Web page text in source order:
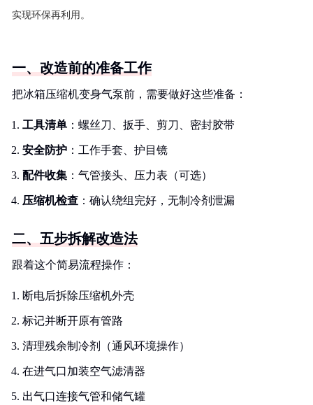
实现环保再利用。
一、改造前的准备工作
把冰箱压缩机变身气泵前，需要做好这些准备：
工具清单 ：螺丝刀、扳手、剪刀、密封胶带
安全防护 ：工作手套、护目镜
配件收集 ：气管接头、压力表（可选）
压缩机检查 ：确认绕组完好，无制冷剂泄漏
二、五步拆解改造法
跟着这个简易流程操作：
断电后拆除压缩机外壳
标记并断开原有管路
清理残余制冷剂（通风环境操作）
在进气口加装空气滤清器
出气口连接气管和储气罐